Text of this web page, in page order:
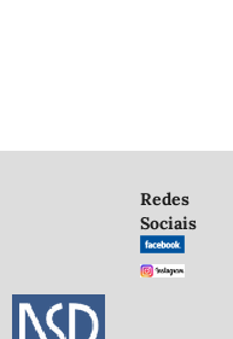
Redes
Sociais